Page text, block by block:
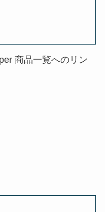
商品一覧へのリン